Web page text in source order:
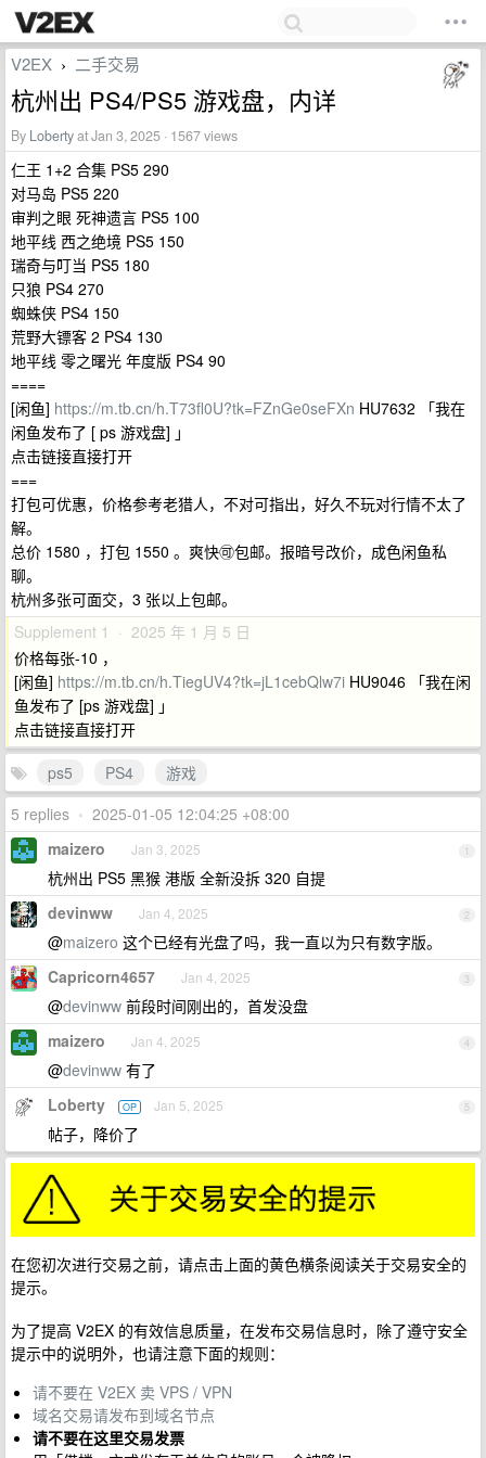
V2EX › 二手交易
杭州出 PS4/PS5 游戏盘，内详
By Lobertyat Jan 3, 2025 · 1567 views
仁王 1+2 合集 PS5 290
对马岛 PS5 220
审判之眼 死神遗言 PS5 100
地平线 西之绝境 PS5 150
瑞奇与叮当 PS5 180
只狼 PS4 270
蜘蛛侠 PS4 150
荒野大镖客 2 PS4 130
地平线 零之曙光 年度版 PS4 90
====
[闲鱼] https://m.tb.cn/h.T73fl0U?tk=FZnGe0seFXn HU7632 「我在
闲鱼发布了 [ ps 游戏盘] 」
点击链接直接打开
===
打包可优惠，价格参考老猎人，不对可指出，好久不玩对行情不太了
解。
总价 1580 ，打包 1550 。爽快🉑包邮。报暗号改价，成色闲鱼私
聊。
杭州多张可面交，3 张以上包邮。
Supplement 1 · 2025 年 1 月 5 日
价格每张-10 ，
[闲鱼] https://m.tb.cn/h.TiegUV4?tk=jL1cebQlw7i HU9046 「我在闲
鱼发布了 [ps 游戏盘] 」
点击链接直接打开
ps5
PS4
游戏
5 replies • 2025-01-05 12:04:25 +08:00
1
maizero Jan 3, 2025
杭州出 PS5 黑猴 港版 全新没拆 320 自提
2
devinww Jan 4, 2025
@maizero 这个已经有光盘了吗，我一直以为只有数字版。
3
Capricorn4657 Jan 4, 2025
@devinww 前段时间刚出的，首发没盘
4
maizero Jan 4, 2025
@devinww 有了
5
Loberty OP Jan 5, 2025
帖子，降价了
在您初次进行交易之前，请点击上面的黄色横条阅读关于交易安全的
提示。
为了提高 V2EX 的有效信息质量，在发布交易信息时，除了遵守安全
提示中的说明外，也请注意下面的规则：
请不要在 V2EX 卖 VPS / VPN
域名交易请发布到域名节点
请不要在这里交易发票